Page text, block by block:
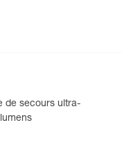
de secours ultra-